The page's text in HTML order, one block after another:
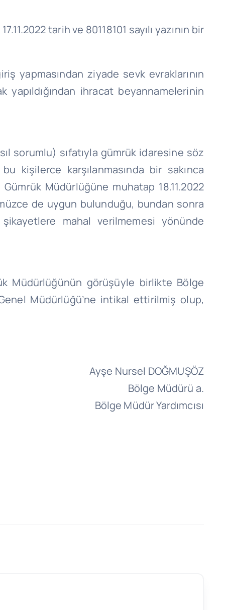
tarih ve 80118101 sayılı yazının bir
yapmasından ziyade sevk evraklarının
ihracat beyannamelerinin
sorumlu) sıfatıyla gümrük idaresine söz
kişilerce karşılanmasında bir sakınca
Müdürlüğüne muhatap 18.11.2022
de uygun bulunduğu, bundan sonra
mahal verilmemesi yönünde
Müdürlüğünün görüşüyle birlikte Bölge
Genel Müdürlüğü’ne intikal ettirilmiş olup,
Ayşe Nursel DOĞMUŞÖZ
Bölge Müdürü a.
Bölge Müdür Yardımcısı